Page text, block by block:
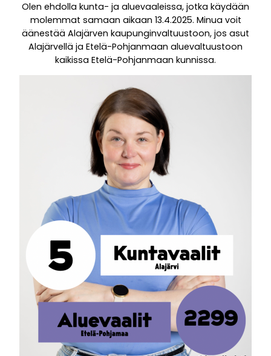
Olen ehdolla kunta- ja aluevaaleissa, jotka käydään
molemmat samaan aikaan 13.4.2025. Minua voit
äänestää Alajärven kaupunginvaltuustoon, jos asut
Alajärvellä ja Etelä-Pohjanmaan aluevaltuustoon
kaikissa Etelä-Pohjanmaan kunnissa.